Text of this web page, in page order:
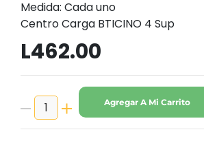
Medida: Cada uno
Centro Carga BTICINO 4 Sup
L462.00
Agregar A Mi Carrito